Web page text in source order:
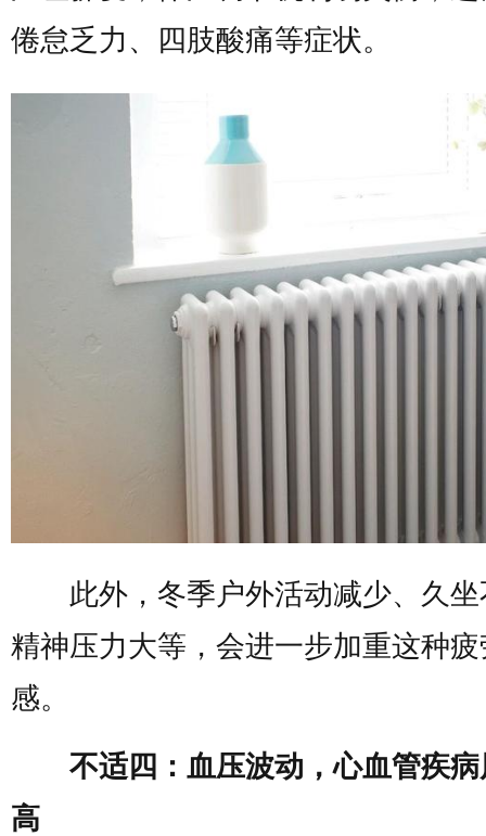
倦怠乏力、四肢酸痛等症状。
此外，冬季户外活动减少、久坐
精神压力大等，会进一步加重这种疲
感。
不适四：血压波动，心血管疾
高